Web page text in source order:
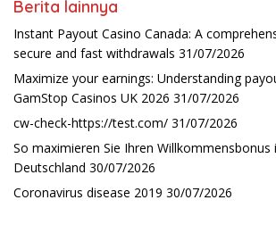
Berita lainnya
Instant Payout Casino Canada: A
secure and fast withdrawals 31/07/2026
Maximize your earnings: Understanding
GamStop Casinos UK 2026 31/07/2026
cw-check-https://test.com/ 31/07/2026
So maximieren Sie Ihren Willkommensbonus
Deutschland 30/07/2026
Coronavirus disease 2019 30/07/2026